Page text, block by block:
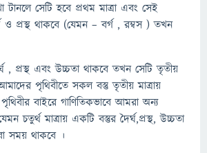
সেটি হবে প্রথম মাত্রা এবং সেই
ও প্রস্থ থাকবে (যেমন – বর্গ , রম্বস ) তখন
, প্রস্থ এবং উচ্চতা থাকবে তখন সেটি তৃতীয়
পৃথিবীতে সকল বস্তু তৃতীয় মাত্রায়
বাইরে গাণিতিকভাবে আমরা অন্য
চতুর্থ মাত্রায় একটি বস্তুর দৈর্ঘ,প্রস্থ, উচ্চতা
সময় থাকবে ।